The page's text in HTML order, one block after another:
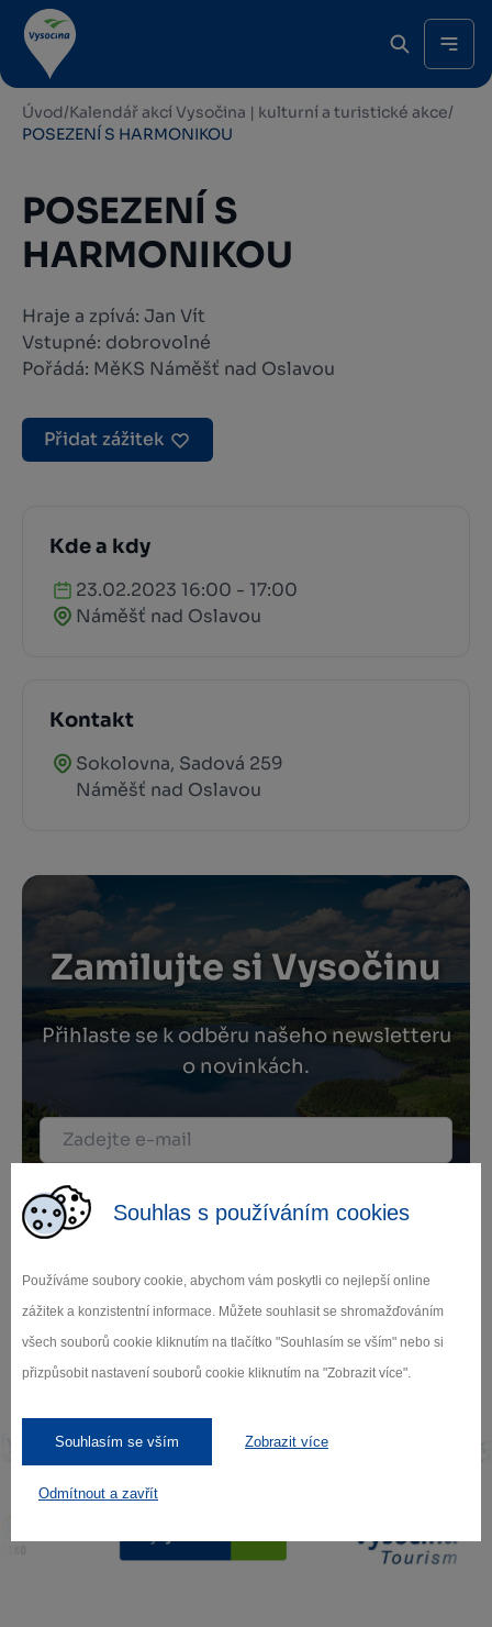
Souhlas s používáním cookies
Používáme soubory cookie, abychom vám poskytli co nejlepší online
zážitek a konzistentní informace. Můžete souhlasit se shromažďováním
všech souborů cookie kliknutím na tlačítko "Souhlasím se vším" nebo si
přizpůsobit nastavení souborů cookie kliknutím na "Zobrazit více".
Souhlasím se vším Zobrazit více
Odmítnout a zavřít
Úvod/Kalendář akcí Vysočina | kulturní a turistické akce/
POSEZENÍ S HARMONIKOU
POSEZENÍ S
HARMONIKOU
Hraje a zpívá: Jan Vít
Vstupné: dobrovolné
Pořádá: MěKS Náměšť nad Oslavou
Přidat zážitek
Kde a kdy
23.02.2023 16:00 - 17:00
Náměšť nad Oslavou
Kontakt
Sokolovna, Sadová 259
Náměšť nad Oslavou
Zamilujte si Vysočinu
Přihlaste se k odběru našeho newsletteru
o novinkách.
Záleží nám na ochraně osobních údajů.
Odebírat